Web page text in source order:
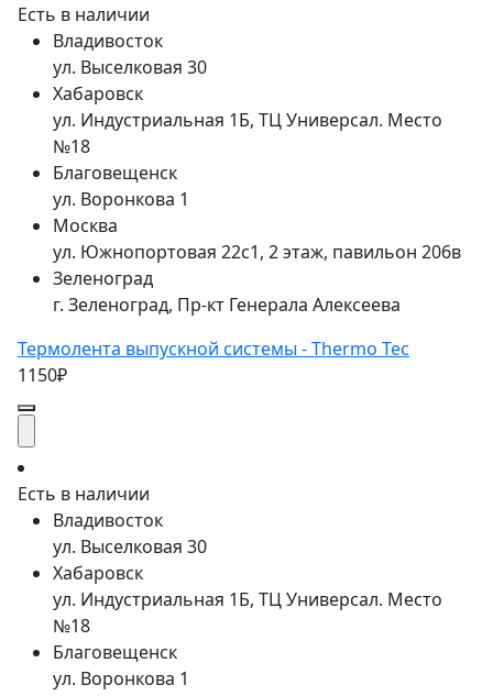
Есть в наличии
Владивосток
ул. Выселковая 30
Хабаровск
ул. Индустриальная 1Б, ТЦ Универсал. Место
№18
Благовещенск
ул. Воронкова 1
Москва
ул. Южнопортовая 22с1, 2 этаж, павильон 206в
Зеленоград
г. Зеленоград, Пр-кт Генерала Алексеева
Термолента выпускной системы - Thermo Tec
1150₽
Есть в наличии
Владивосток
ул. Выселковая 30
Хабаровск
ул. Индустриальная 1Б, ТЦ Универсал. Место
№18
Благовещенск
ул. Воронкова 1